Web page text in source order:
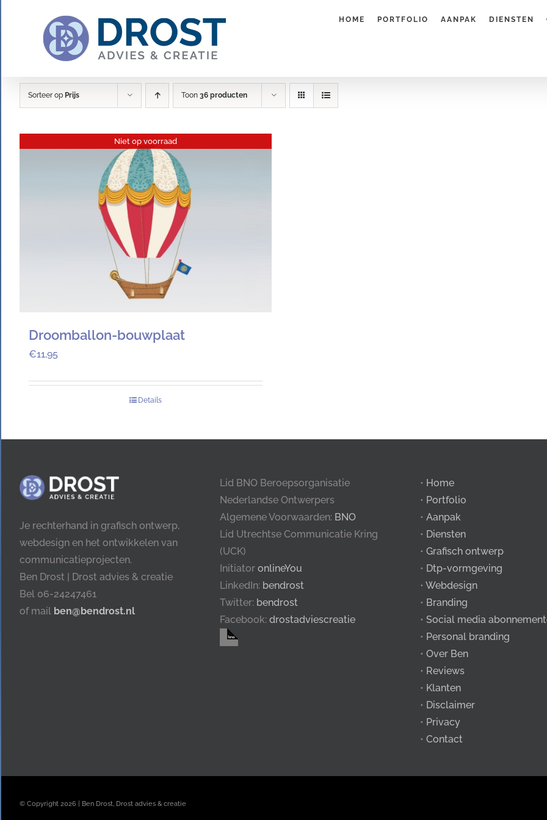
HOME PORTFOLIO AANPAK DIENSTEN
Sorteer op Prijs Toon 36 producten
Niet op voorraad
Droomballon-bouwplaat
€11,95
Details
Je rechterhand in grafisch ontwerp,
webdesign en het ontwikkelen van
communicatieprojecten.
Ben Drost | Drost advies & creatie
Bel 06-24247461
of mail ben@bendrost.nl
Lid BNO Beroepsorganisatie
Nederlandse Ontwerpers
Algemene Voorwaarden: BNO
Lid Utrechtse Communicatie Kring
(UCK)
Initiator onlineYou
LinkedIn: bendrost
Twitter: bendrost
Facebook: drostadviescreatie
• Home
• Portfolio
• Aanpak
• Diensten
• Grafisch ontwerp
• Dtp-vormgeving
• Webdesign
• Branding
• Social media
• Personal branding
• Over Ben
• Reviews
• Klanten
• Disclaimer
• Privacy
• Contact
© Copyright 2026 | Ben Drost, Drost advies & creatie